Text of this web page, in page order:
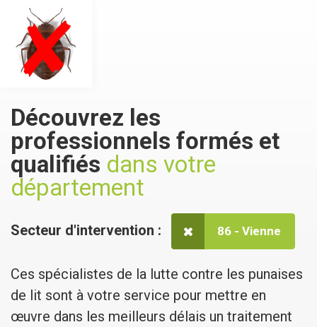
Découvrez les
professionnels formés et
qualifiés dans votre
département
Secteur d'intervention : 86 - Vienne
Ces spécialistes de la lutte contre les punaises
de lit sont à votre service pour mettre en
œuvre dans les meilleurs délais un traitement